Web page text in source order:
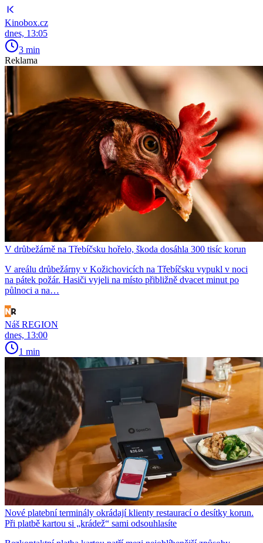
Kinobox.cz
dnes, 13:05
3 min
Reklama
V drůbežárně na Třebíčsku hořelo, škoda dosáhla 300 tisíc korun
V areálu drůbežárny v Kožichovicích na Třebíčsku vypukl v noci
na pátek požár. Hasiči vyjeli na místo přibližně dvacet minut po
půlnoci a na…
Náš REGION
dnes, 13:00
1 min
Nové platební terminály okrádají klienty restaurací o desítky korun.
Při platbě kartou si „krádež“ sami odsouhlasíte